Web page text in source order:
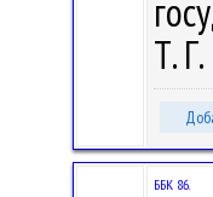
Т.
ББК 86.